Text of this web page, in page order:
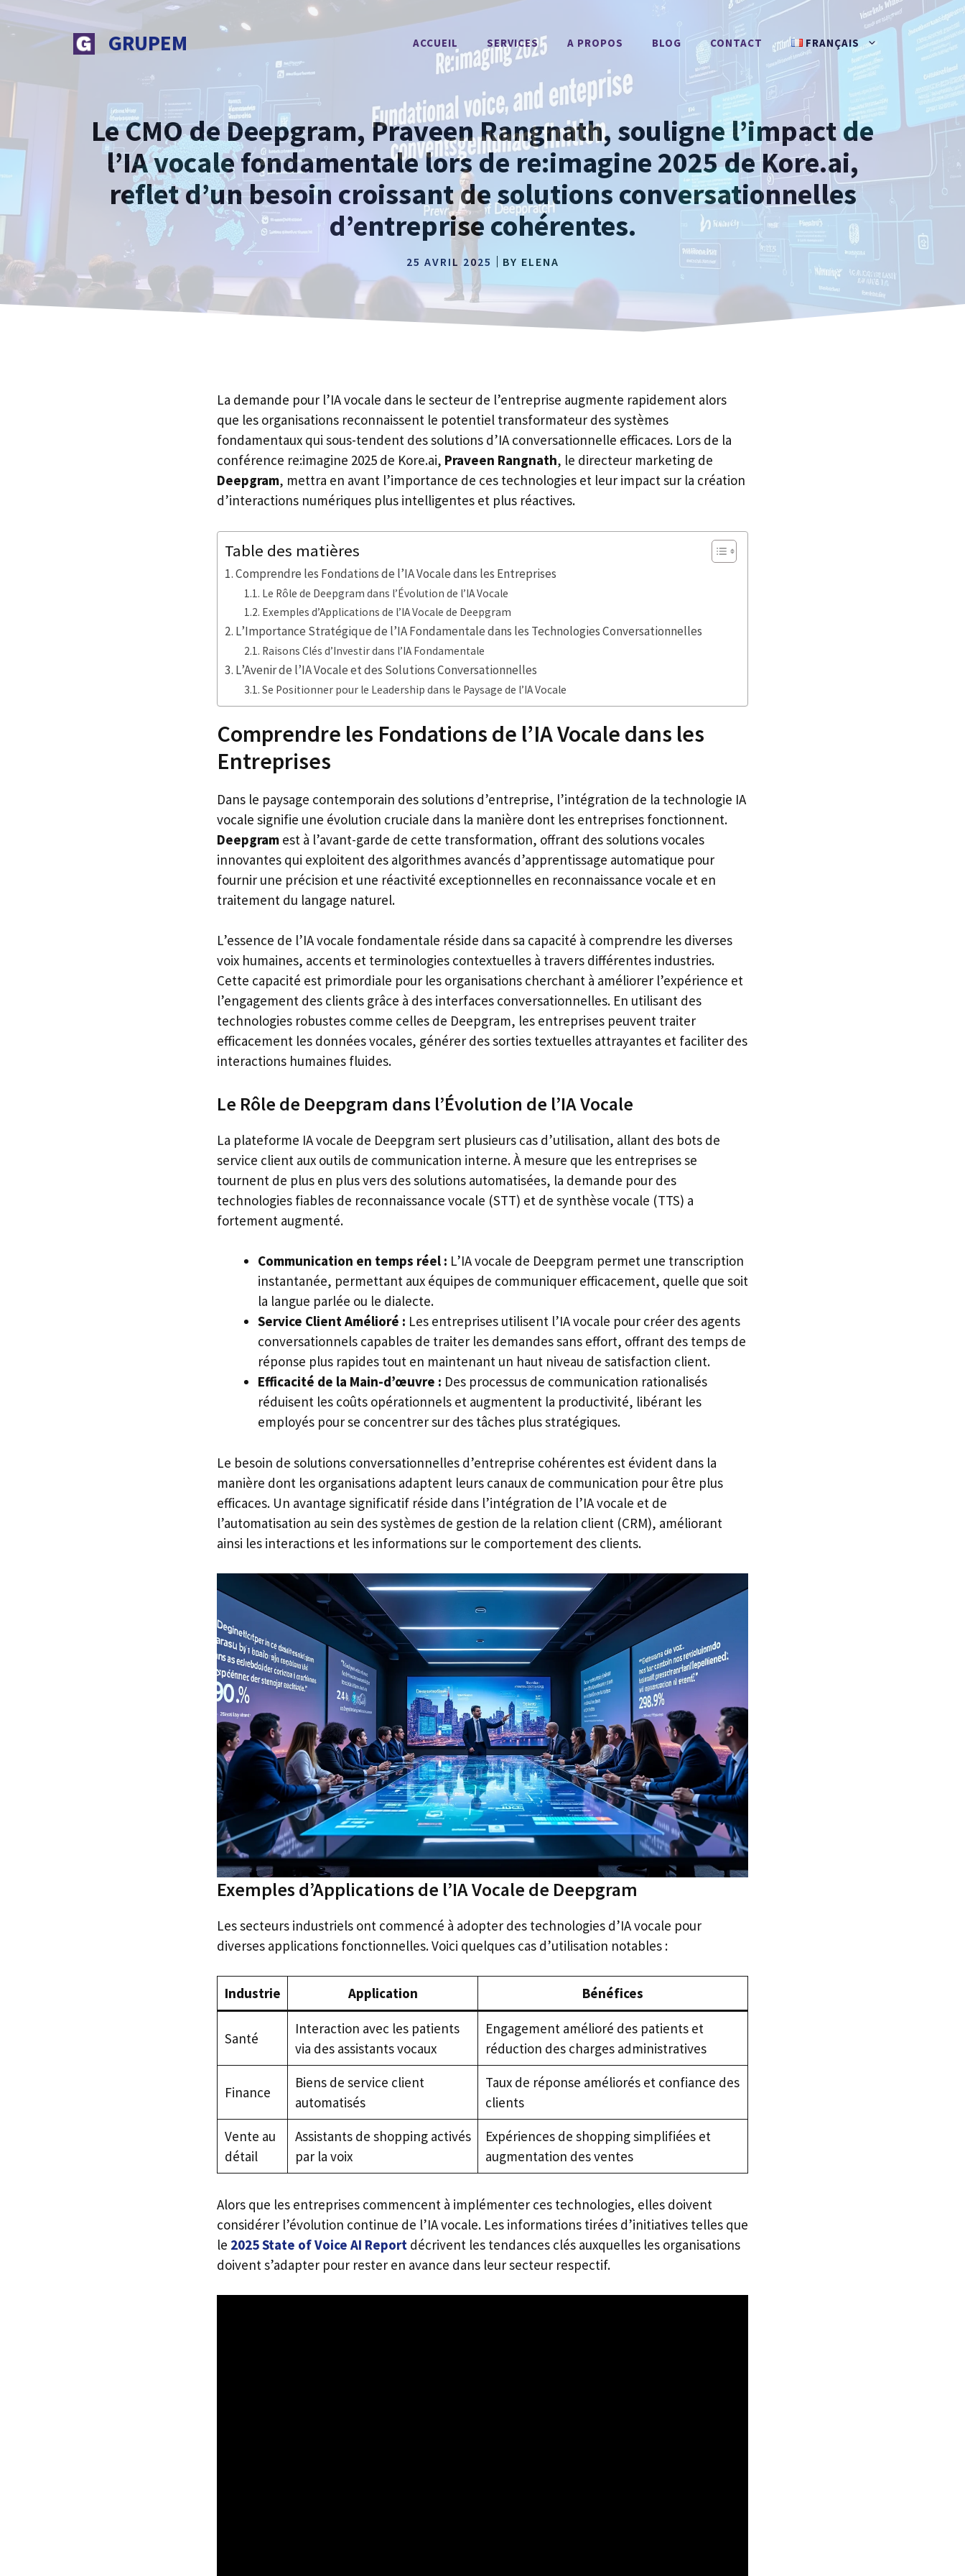
au
GRUPEM ACCUEIL SERVICES A PROPOS BLOG CONTACT FRANÇAIS
Le CMO de Deepgram, Praveen Rangnath, souligne l’impact de
l’IA vocale fondamentale lors de re:imagine 2025 de Kore.ai,
reflet d’un besoin croissant de solutions conversationnelles
d’entreprise cohérentes.
25 AVRIL 2025 BY ELENA
La demande pour l’IA vocale dans le secteur de l’entreprise augmente rapidement alors
que les organisations reconnaissent le potentiel transformateur des systèmes
fondamentaux qui sous-tendent des solutions d’IA conversationnelle efficaces. Lors de la
conférence re:imagine 2025 de Kore.ai, Praveen Rangnath, le directeur marketing de
Deepgram, mettra en avant l’importance de ces technologies et leur impact sur la création
d’interactions numériques plus intelligentes et plus réactives.
Table des matières
Comprendre les Fondations de l’IA Vocale dans les Entreprises
Le Rôle de Deepgram dans l’Évolution de l’IA Vocale
Exemples d’Applications de l’IA Vocale de Deepgram
L’Importance Stratégique de l’IA Fondamentale dans les Technologies Conversationnelles
Raisons Clés d’Investir dans l’IA Fondamentale
L’Avenir de l’IA Vocale et des Solutions Conversationnelles
Se Positionner pour le Leadership dans le Paysage de l’IA Vocale
Comprendre les Fondations de l’IA Vocale dans les
Entreprises
Dans le paysage contemporain des solutions d’entreprise, l’intégration de la technologie IA
vocale signifie une évolution cruciale dans la manière dont les entreprises fonctionnent.
Deepgram est à l’avant-garde de cette transformation, offrant des solutions vocales
innovantes qui exploitent des algorithmes avancés d’apprentissage automatique pour
fournir une précision et une réactivité exceptionnelles en reconnaissance vocale et en
traitement du langage naturel.
L’essence de l’IA vocale fondamentale réside dans sa capacité à comprendre les diverses
voix humaines, accents et terminologies contextuelles à travers différentes industries.
Cette capacité est primordiale pour les organisations cherchant à améliorer l’expérience et
l’engagement des clients grâce à des interfaces conversationnelles. En utilisant des
technologies robustes comme celles de Deepgram, les entreprises peuvent traiter
efficacement les données vocales, générer des sorties textuelles attrayantes et faciliter des
interactions humaines fluides.
Le Rôle de Deepgram dans l’Évolution de l’IA Vocale
La plateforme IA vocale de Deepgram sert plusieurs cas d’utilisation, allant des bots de
service client aux outils de communication interne. À mesure que les entreprises se
tournent de plus en plus vers des solutions automatisées, la demande pour des
technologies fiables de reconnaissance vocale (STT) et de synthèse vocale (TTS) a
fortement augmenté.
Communication en temps réel : L’IA vocale de Deepgram permet une transcription
instantanée, permettant aux équipes de communiquer efficacement, quelle que soit
la langue parlée ou le dialecte.
Service Client Amélioré : Les entreprises utilisent l’IA vocale pour créer des agents
conversationnels capables de traiter les demandes sans effort, offrant des temps de
réponse plus rapides tout en maintenant un haut niveau de satisfaction client.
Efficacité de la Main-d’œuvre : Des processus de communication rationalisés
réduisent les coûts opérationnels et augmentent la productivité, libérant les
employés pour se concentrer sur des tâches plus stratégiques.
Le besoin de solutions conversationnelles d’entreprise cohérentes est évident dans la
manière dont les organisations adaptent leurs canaux de communication pour être plus
efficaces. Un avantage significatif réside dans l’intégration de l’IA vocale et de
l’automatisation au sein des systèmes de gestion de la relation client (CRM), améliorant
ainsi les interactions et les informations sur le comportement des clients.
Exemples d’Applications de l’IA Vocale de Deepgram
Les secteurs industriels ont commencé à adopter des technologies d’IA vocale pour
diverses applications fonctionnelles. Voici quelques cas d’utilisation notables :
Industrie Application Bénéfices
Santé
Interaction avec les patients
via des assistants vocaux
Engagement amélioré des patients et
réduction des charges administratives
Finance
Biens de service client
automatisés
Taux de réponse améliorés et confiance des
clients
Vente au
détail
Assistants de shopping activés
par la voix
Expériences de shopping simplifiées et
augmentation des ventes
Alors que les entreprises commencent à implémenter ces technologies, elles doivent
considérer l’évolution continue de l’IA vocale. Les informations tirées d’initiatives telles que
le 2025 State of Voice AI Report décrivent les tendances clés auxquelles les organisations
doivent s’adapter pour rester en avance dans leur secteur respectif.